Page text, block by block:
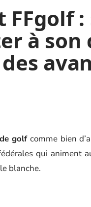
FFgolf :
à son
golfcomme bien
qui animent
blanche.